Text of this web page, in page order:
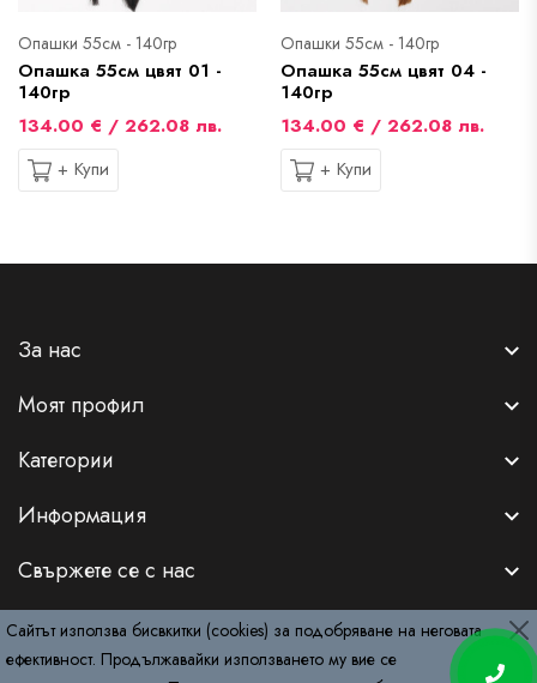
Опашки 55см - 140гр
Опашка 55см цвят 01 -
140гр
134.00 € / 262.08 лв.
+ Купи
Опашки 55см - 140гр
Опашка 55см цвят 04 -
140гр
134.00 € / 262.08 лв.
+ Купи
За нас
Моят профил
Категории
Информация
Свържете се с нас
Сайтът използва бисвкитки (cookies) за подобряване на неговата
ефективност. Продължавайки използването му вие се